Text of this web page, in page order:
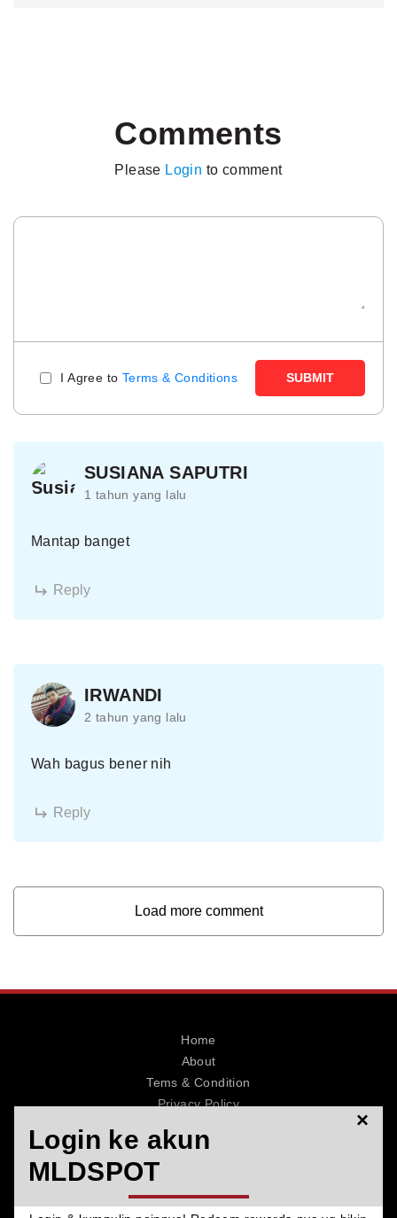
Comments
Please Login to comment
I Agree to Terms & Conditions SUBMIT
SUSIANA SAPUTRI
1 tahun yang lalu
Mantap banget
Reply
IRWANDI
2 tahun yang lalu
Wah bagus bener nih
Reply
Load more comment
Home
About
Tems & Condition
Privacy Policy
Login ke akun
MLDSPOT
×